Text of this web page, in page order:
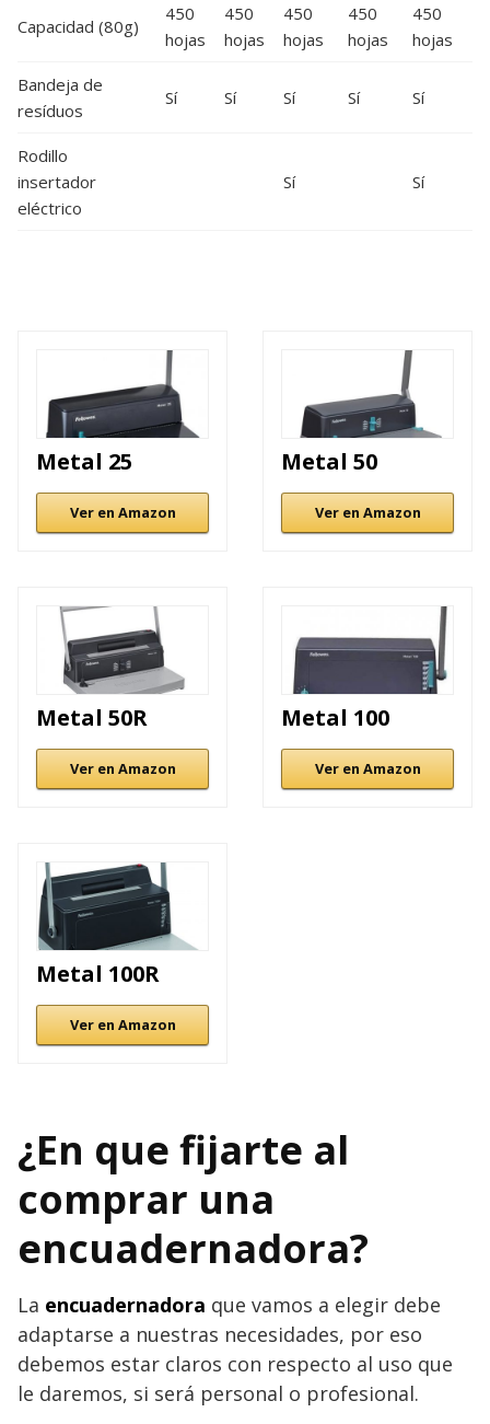
Capacidad (80g)
450
hojas
450
hojas
450
hojas
450
hojas
450
hojas
Bandeja de
resíduos
Sí Sí Sí Sí Sí
Rodillo
insertador
eléctrico
Sí Sí
Metal 25
Ver en Amazon
Metal 50
Ver en Amazon
Metal 50R
Ver en Amazon
Metal 100
Ver en Amazon
Metal 100R
Ver en Amazon
¿En que fijarte al
comprar una
encuadernadora?
La encuadernadora que vamos a elegir debe
adaptarse a nuestras necesidades, por eso
debemos estar claros con respecto al uso que
le daremos, si será personal o profesional.